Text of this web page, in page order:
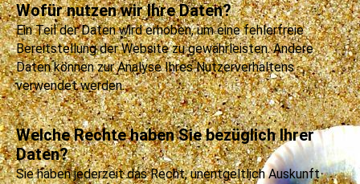
Wofür nutzen wir Ihre Daten?
Ein Teil der Daten wird erhoben, um eine fehlerfreie
Bereitstellung der Website zu gewährleisten. Andere
Daten können zur Analyse Ihres Nutzerverhaltens
verwendet werden.
Welche Rechte haben Sie bezüglich Ihrer
Daten?
Sie haben jederzeit das Recht, unentgeltlich Auskunft